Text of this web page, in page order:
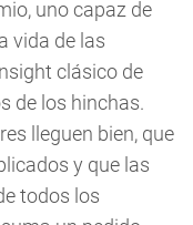
uno capaz de
vida de las
clásico de
de los hinchas.
lleguen bien, que
y que las
todos los